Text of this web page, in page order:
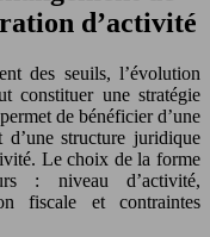
d’activité
des seuils, l’évolution
constituer une stratégie
de bénéficier d’une
structure juridique
Le choix de la forme
: niveau d’activité,
fiscale et contraintes